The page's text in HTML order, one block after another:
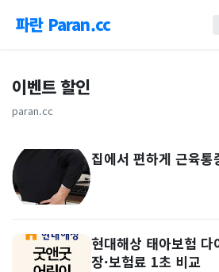
파란 Paran.cc
이벤트 할인
paran.cc
집에서 편하게 근육
현대해상 태아보험
장·보험료 1초 비교